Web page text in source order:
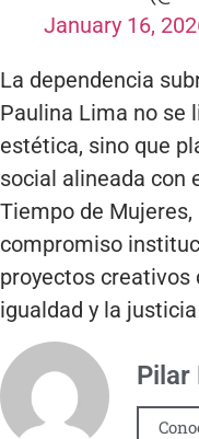
January 16,
La dependencia
Paulina Lima no se
estética, sino que
social alineada con
Tiempo de
compromiso
proyectos creativos
igualdad y la
Pilar